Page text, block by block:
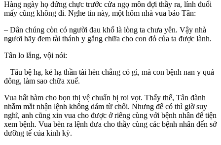
Hàng ngày họ đứng chực trước cửa ngọ môn đợi thầy ra, lính đuổi
mấy cũng không đi. Nghe tin này, một hôm nhà vua bảo Tân:
– Dân chúng còn có người đau khổ là lòng ta chưa yên. Vậy nhà
ngươi hãy đem tài thánh y gắng chữa cho con đỏ của ta được lành.
Tân lo lắng, vội nói:
– Tâu bệ hạ, kẻ hạ thần tài hèn chẳng có gì, mà con bệnh nan y quá
đông, làm sao chữa xuể.
Vua hất hàm cho bọn thị vệ chuẩn bị roi vọt. Thấy thế, Tân đành
nhắm mắt nhận lệnh không dám từ chối. Nhưng để có thì giờ suy
nghĩ, anh cũng xin vua cho được ở riêng cùng với bệnh nhân để tiện
xem bệnh. Vua bèn ra lệnh đưa cho thầy cùng các bệnh nhân đến sở
dưỡng tế của kinh kỳ.